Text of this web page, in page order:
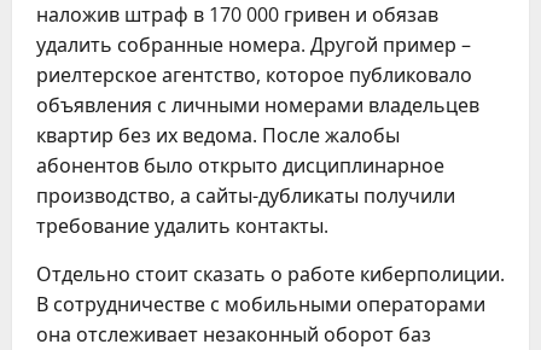
наложив штраф в 170 000 гривен и обязав
удалить собранные номера. Другой пример –
риелтерское агентство, которое публиковало
объявления с личными номерами владельцев
квартир без их ведома. После жалобы
абонентов было открыто дисциплинарное
производство, а сайты-дубликаты получили
требование удалить контакты.
Отдельно стоит сказать о работе киберполиции.
В сотрудничестве с мобильными операторами
она отслеживает незаконный оборот баз